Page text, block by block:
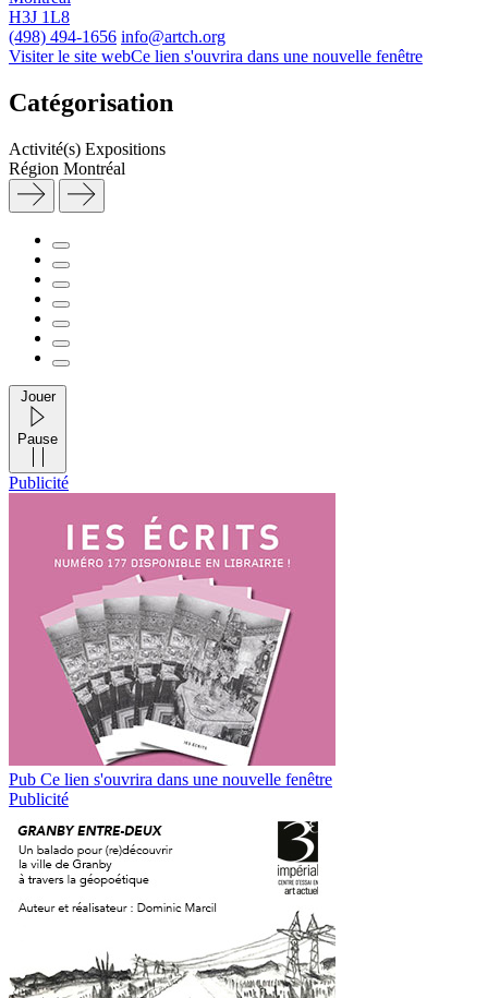
H3J 1L8
(498) 494-1656 info@artch.org
Visiter le site webCe lien s'ouvrira dans une nouvelle fenêtre
Catégorisation
Activité(s) Expositions
Région Montréal
Jouer
Pause
Publicité
Pub Ce lien s'ouvrira dans une nouvelle fenêtre
Publicité